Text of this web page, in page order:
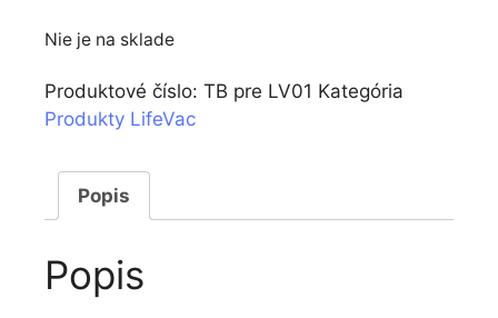
bola:
Nie je na sklade
Produktové číslo: TB pre LV01 Kategória
Produkty LifeVac
Popis
Popis